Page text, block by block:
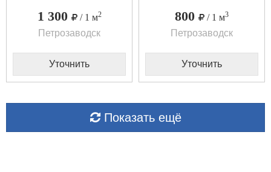
1 300 / 1 м2
Петрозаводск
Уточнить
800 / 1 м3
Петрозаводск
Уточнить
Показать ещё